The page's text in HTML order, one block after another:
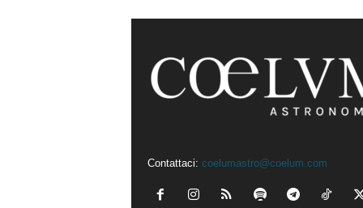
Contattaci: coelumastro@coelum.com